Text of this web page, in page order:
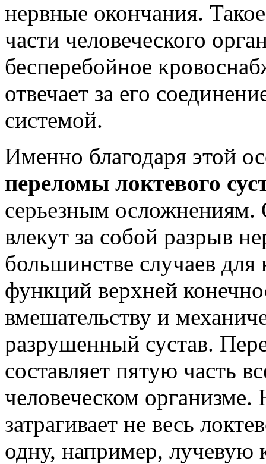
нервные окончания.
части человеческого
бесперебойное
отвечает за его
системой.
Именно благодаря этой
переломы локтевого
серьезным осложнениям.
влекут за собой разрыв
большинстве случаев для
функций верхней
вмешательству и
разрушенный сустав.
составляет пятую часть
человеческом
затрагивает не весь
одну, например, лучевую